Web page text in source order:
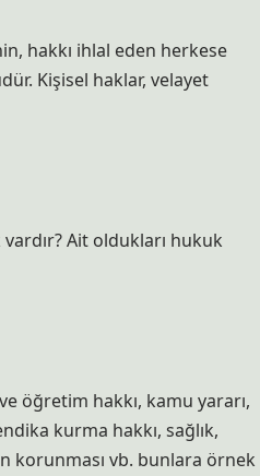
hakkı ihlal eden herkese
Kişisel haklar, velayet
Ait oldukları hukuk
öğretim hakkı, kamu yararı,
kurma hakkı, sağlık,
korunması vb. bunlara örnek